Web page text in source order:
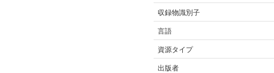
収録物識別子
言語
資源タイプ
出版者